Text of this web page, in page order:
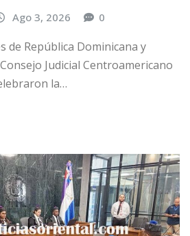
Ago 3, 2026 0
de República Dominicana y
Judicial Centroamericano
la…